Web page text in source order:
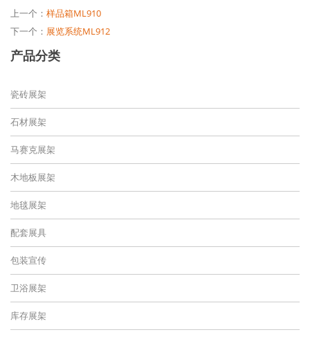
上一个： 样品箱ML910
下一个： 展览系统ML912
产品分类
瓷砖展架
石材展架
马赛克展架
木地板展架
地毯展架
配套展具
包装宣传
卫浴展架
库存展架